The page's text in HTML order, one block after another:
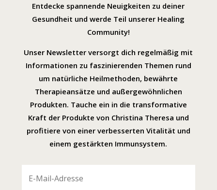
Entdecke spannende Neuigkeiten zu deiner
Gesundheit und werde Teil unserer Healing
Community!
Unser Newsletter versorgt dich regelmäßig mit
Informationen zu faszinierenden Themen rund
um natürliche Heilmethoden, bewährte
Therapieansätze und außergewöhnlichen
Produkten. Tauche ein in die transformative
Kraft der Produkte von Christina Theresa und
profitiere von einer verbesserten Vitalität und
einem gestärkten Immunsystem.